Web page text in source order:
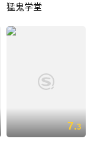
猛鬼学堂
7.3